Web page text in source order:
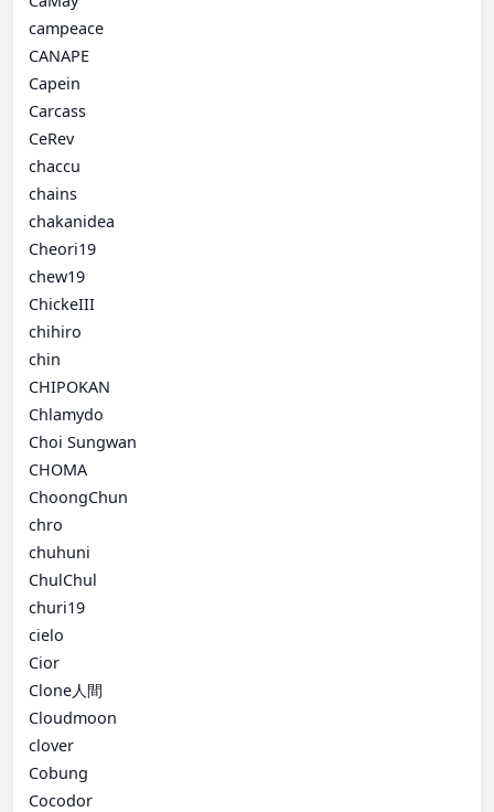
campeace
CANAPE
Capein
Carcass
CeRev
chaccu
chains
chakanidea
Cheori19
chew19
ChickeIII
chihiro
chin
CHIPOKAN
Chlamydo
Choi Sungwan
CHOMA
ChoongChun
chro
chuhuni
ChulChul
churi19
cielo
Cior
Clone人間
Cloudmoon
clover
Cobung
Cocodor